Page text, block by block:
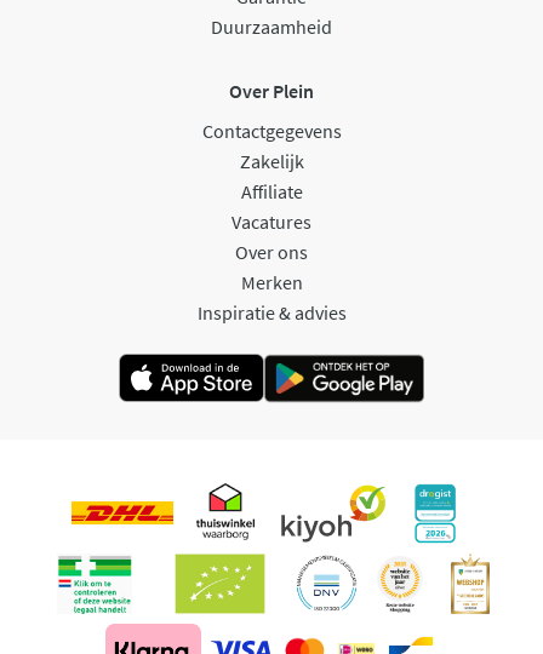
Duurzaamheid
Over Plein
Contactgegevens
Zakelijk
Affiliate
Vacatures
Over ons
Merken
Inspiratie & advies